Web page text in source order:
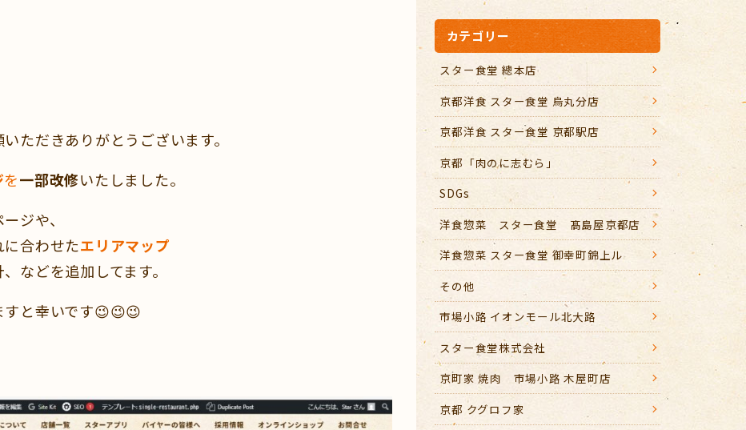
ただきありがとうございます。
を一部改修いたしました。
ジや、
に合わせたエリアマップ
などを追加してます。
と幸いです😉😉😉
カテゴリー
スター食堂 總本店
京都洋食 スター食堂 烏丸分店
京都洋食 スター食堂 京都駅店
京都「肉のに志むら」
SDGs
洋食惣菜 スター食堂 髙島屋京都店
洋食惣菜 スター食堂 御幸町錦上ル
その他
市場小路 イオンモール北大路
スター食堂株式会社
京町家 焼肉 市場小路 木屋町店
京都 クグロフ家